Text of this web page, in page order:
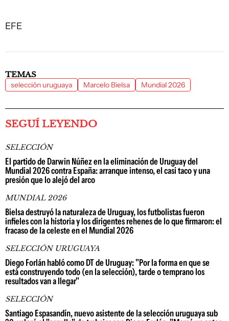
EFE
TEMAS
selección uruguaya Marcelo Bielsa Mundial 2026
SEGUÍ LEYENDO
SELECCIÓN
El partido de Darwin Núñez en la eliminación de Uruguay del
Mundial 2026 contra España: arranque intenso, el casi taco y una
presión que lo alejó del arco
MUNDIAL 2026
Bielsa destruyó la naturaleza de Uruguay, los futbolistas fueron
infieles con la historia y los dirigentes rehenes de lo que firmaron: el
fracaso de la celeste en el Mundial 2026
SELECCIÓN URUGUAYA
Diego Forlán habló como DT de Uruguay: "Por la forma en que se
está construyendo todo (en la selección), tarde o temprano los
resultados van a llegar"
SELECCIÓN
Santiago Espasandín, nuevo asistente de la selección uruguaya sub